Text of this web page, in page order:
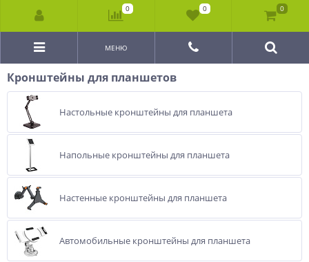
МЕНЮ
Кронштейны для планшетов
Настольные кронштейны для планшета
Напольные кронштейны для планшета
Настенные кронштейны для планшета
Автомобильные кронштейны для планшета
0 0 0